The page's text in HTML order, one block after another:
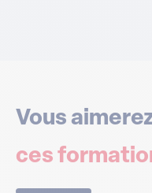
Vous
ces